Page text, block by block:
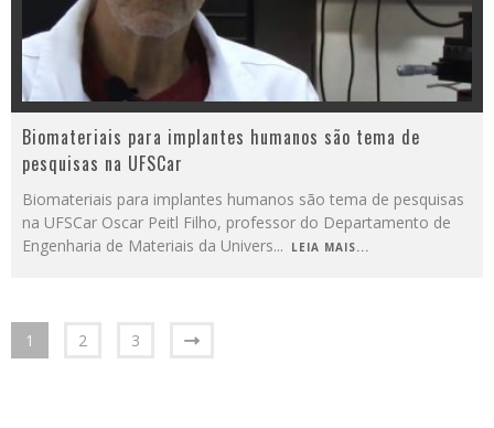
Biomateriais para implantes humanos são tema de
pesquisas na UFSCar
Biomateriais para implantes humanos são tema de pesquisas
na UFSCar Oscar Peitl Filho, professor do Departamento de
Engenharia de Materiais da Univers... LEIA MAIS...
1 2 3